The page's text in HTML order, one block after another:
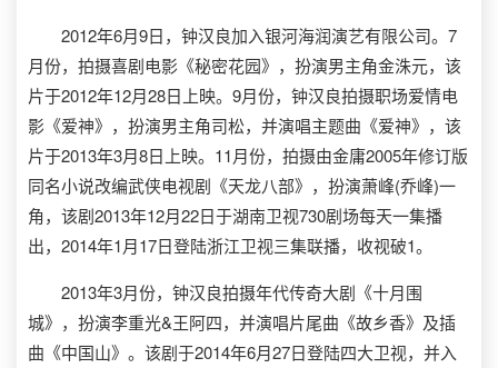
2012年6月9日，钟汉良加入银河海润演艺有限公司。7
月份，拍摄喜剧电影《秘密花园》，扮演男主角金洙元，该
片于2012年12月28日上映。9月份，钟汉良拍摄职场爱情电
影《爱神》，扮演男主角司松，并演唱主题曲《爱神》，该
片于2013年3月8日上映。11月份，拍摄由金庸2005年修订版
同名小说改编武侠电视剧《天龙八部》，扮演萧峰(乔峰)一
角，该剧2013年12月22日于湖南卫视730剧场每天一集播
出，2014年1月17日登陆浙江卫视三集联播，收视破1。
2013年3月份，钟汉良拍摄年代传奇大剧《十月围
城》，扮演李重光&王阿四，并演唱片尾曲《故乡香》及插
曲《中国山》。该剧于2014年6月27日登陆四大卫视，并入